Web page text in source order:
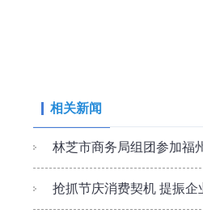
相关新闻
林芝市商务局组团参加福
抢抓节庆消费契机 提振企